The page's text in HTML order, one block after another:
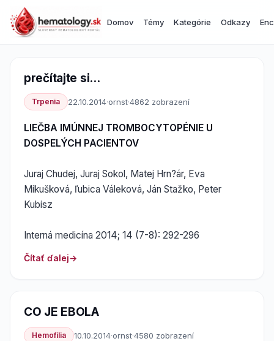
Domov Témy Kategórie Odkazy
prečítajte si...
Trpenia 22.10.2014·ornst·4862 zobrazení
LIEČBA IMÚNNEJ TROMBOCYTOPÉNIE U
DOSPELÝCH PACIENTOV
Juraj Chudej, Juraj Sokol, Matej Hrn?ár, Eva
Mikušková, ľubica Váleková, Ján Stažko, Peter
Kubisz
Interná medicína 2014; 14 (7-8): 292-296
Čítať ďalej
CO JE EBOLA
Hemofília 10.10.2014·ornst·4580 zobrazení